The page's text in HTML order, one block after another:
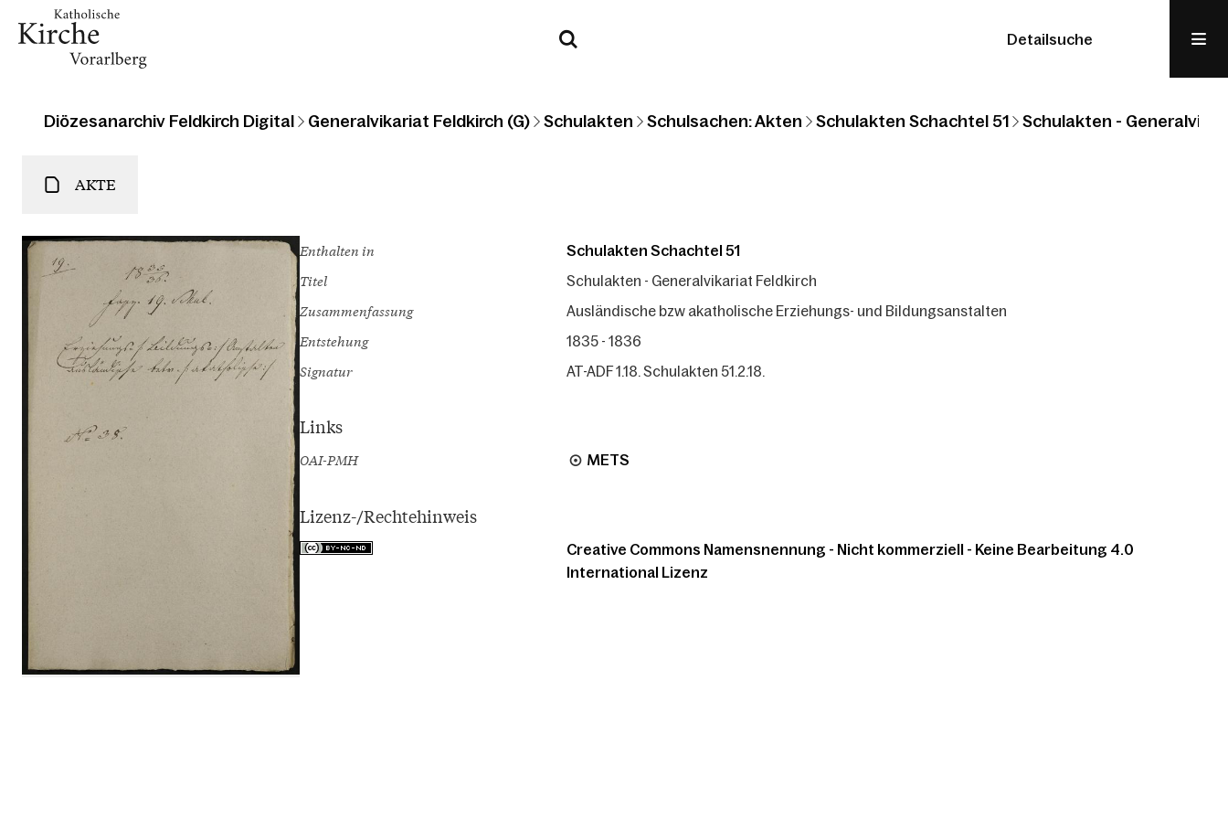
Detailsuche
Diözesanarchiv Feldkirch Digital Generalvikariat Feldkirch (G) Schulakten Schulsachen: Akten Schulakten Schachtel 51 Schulakten -
AKTE
Enthalten in Schulakten Schachtel 51
Titel Schulakten - Generalvikariat Feldkirch
Zusammenfassung Ausländische bzw akatholische Erziehungs- und Bildungsanstalten
Entstehung 1835 - 1836
Signatur AT-ADF 1.18. Schulakten 51.2.18.
Links
OAI-PMH METS
Lizenz-/Rechtehinweis
Creative Commons Namensnennung - Nicht kommerziell - Keine Bearbeitung 4.0
International Lizenz